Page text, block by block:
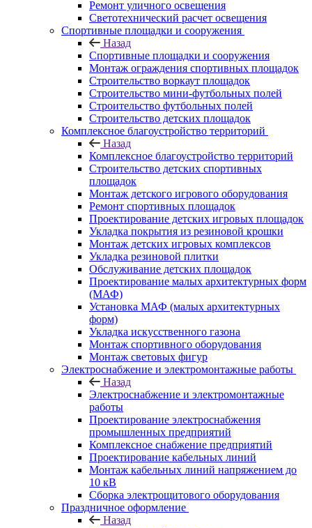
Ремонт уличного освещения
Светотехнический расчет освещения
Спортивные площадки и сооружения
Назад
Спортивные площадки и сооружения
Монтаж ограждения спортивных площадок
Строительство воркаут площадок
Строительство мини-футбольных полей
Строительство футбольных полей
Строительство детских площадок
Комплексное благоустройство территорий
Назад
Комплексное благоустройство территорий
Строительство детских спортивных
площадок
Монтаж детского игрового оборудования
Ремонт спортивных площадок
Проектирование детских игровых площадок
Укладка покрытия из резиновой крошки
Монтаж детских игровых комплексов
Укладка резиновой плитки
Обслуживание детских площадок
Проектирование малых архитектурных форм
(МАФ)
Установка МАФ (малых архитектурных
форм)
Укладка искусственного газона
Монтаж спортивного оборудования
Монтаж световых фигур
Электроснабжение и электромонтажные работы
Назад
Электроснабжение и электромонтажные
работы
Проектирование электроснабжения
промышленных предприятий
Комплексное снабжение предприятий
Проектирование кабельных линий
Монтаж кабельных линий напряжением до
10 кВ
Сборка электрощитового оборудования
Праздничное оформление
Назад